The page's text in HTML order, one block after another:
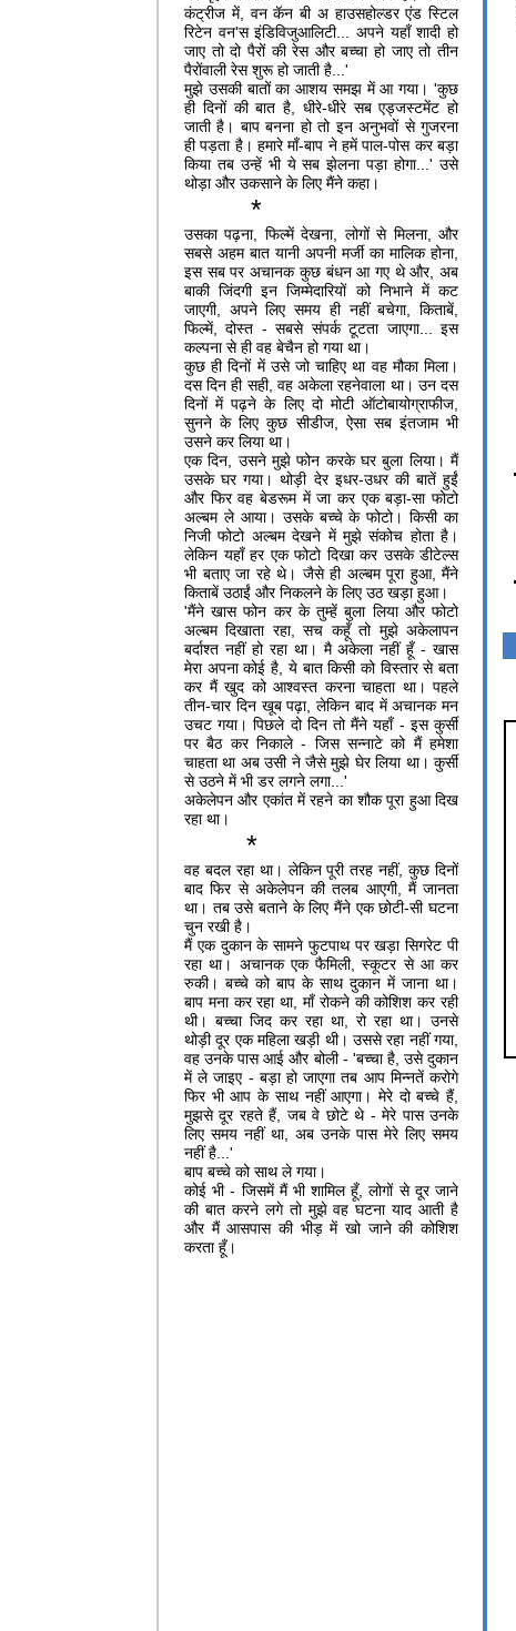
कंट्रीज में, वन कॅन बी अ हाउसहोल्डर एंड स्टिल
रिटेन वन'स इंडिविजुआलिटी... अपने यहाँ शादी हो
जाए तो दो पैरों की रेस और बच्चा हो जाए तो तीन
पैरोंवाली रेस शुरू हो जाती है...'
मुझे उसकी बातों का आशय समझ में आ गया। 'कुछ
ही दिनों की बात है, धीरे-धीरे सब एड्जस्टमेंट हो
जाती है। बाप बनना हो तो इन अनुभवों से गुजरना
ही पड़ता है। हमारे माँ-बाप ने हमें पाल-पोस कर बड़ा
किया तब उन्हें भी ये सब झेलना पड़ा होगा...' उसे
थोड़ा और उकसाने के लिए मैंने कहा।
*
उसका पढ़ना, फिल्में देखना, लोगों से मिलना, और
सबसे अहम बात यानी अपनी मर्जी का मालिक होना,
इस सब पर अचानक कुछ बंधन आ गए थे और, अब
बाकी जिंदगी इन जिम्मेदारियों को निभाने में कट
जाएगी, अपने लिए समय ही नहीं बचेगा, किताबें,
फिल्में, दोस्त - सबसे संपर्क टूटता जाएगा... इस
कल्पना से ही वह बेचैन हो गया था।
कुछ ही दिनों में उसे जो चाहिए था वह मौका मिला।
दस दिन ही सही, वह अकेला रहनेवाला था। उन दस
दिनों में पढ़ने के लिए दो मोटी ऑटोबायोग्राफीज,
सुनने के लिए कुछ सीडीज, ऐसा सब इंतजाम भी
उसने कर लिया था।
एक दिन, उसने मुझे फोन करके घर बुला लिया। मैं
उसके घर गया। थोड़ी देर इधर-उधर की बातें हुईं
और फिर वह बेडरूम में जा कर एक बड़ा-सा फोटो
अल्बम ले आया। उसके बच्चे के फोटो। किसी का
निजी फोटो अल्बम देखने में मुझे संकोच होता है।
लेकिन यहाँ हर एक फोटो दिखा कर उसके डीटेल्स
भी बताए जा रहे थे। जैसे ही अल्बम पूरा हुआ, मैंने
किताबें उठाईं और निकलने के लिए उठ खड़ा हुआ।
'मैंने खास फोन कर के तुम्हें बुला लिया और फोटो
अल्बम दिखाता रहा, सच कहूँ तो मुझे अकेलापन
बर्दाश्त नहीं हो रहा था। मै अकेला नहीं हूँ - खास
मेरा अपना कोई है, ये बात किसी को विस्तार से बता
कर मैं खुद को आश्वस्त करना चाहता था। पहले
तीन-चार दिन खूब पढ़ा, लेकिन बाद में अचानक मन
उचट गया। पिछले दो दिन तो मैंने यहाँ - इस कुर्सी
पर बैठ कर निकाले - जिस सन्नाटे को मैं हमेशा
चाहता था अब उसी ने जैसे मुझे घेर लिया था। कुर्सी
से उठने में भी डर लगने लगा...'
अकेलेपन और एकांत में रहने का शौक पूरा हुआ दिख
रहा था।
*
वह बदल रहा था। लेकिन पूरी तरह नहीं, कुछ दिनों
बाद फिर से अकेलेपन की तलब आएगी, मैं जानता
था। तब उसे बताने के लिए मैंने एक छोटी-सी घटना
चुन रखी है।
मैं एक दुकान के सामने फुटपाथ पर खड़ा सिगरेट पी
रहा था। अचानक एक फैमिली, स्कूटर से आ कर
रुकी। बच्चे को बाप के साथ दुकान में जाना था।
बाप मना कर रहा था, माँ रोकने की कोशिश कर रही
थी। बच्चा जिद कर रहा था, रो रहा था। उनसे
थोड़ी दूर एक महिला खड़ी थी। उससे रहा नहीं गया,
वह उनके पास आई और बोली - 'बच्चा है, उसे दुकान
में ले जाइए - बड़ा हो जाएगा तब आप मिन्नतें करोगे
फिर भी आप के साथ नहीं आएगा। मेरे दो बच्चे हैं,
मुझसे दूर रहते हैं, जब वे छोटे थे - मेरे पास उनके
लिए समय नहीं था, अब उनके पास मेरे लिए समय
नहीं है...'
बाप बच्चे को साथ ले गया।
कोई भी - जिसमें मैं भी शामिल हूँ, लोगों से दूर जाने
की बात करने लगे तो मुझे वह घटना याद आती है
और मैं आसपास की भीड़ में खो जाने की कोशिश
करता हूँ।